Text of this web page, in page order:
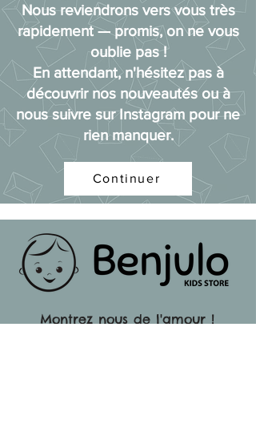
Nous reviendrons vers vous très
rapidement — promis, on ne vous
oublie pas !
En attendant, n'hésitez pas à
découvrir nos nouveautés ou à
nous suivre sur Instagram pour ne
rien manquer.
Continuer
Montrez nous de l'amour !